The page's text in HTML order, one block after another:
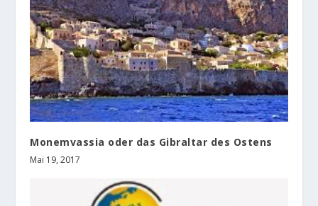
Monemvassia oder das Gibraltar des Ostens
Mai 19, 2017